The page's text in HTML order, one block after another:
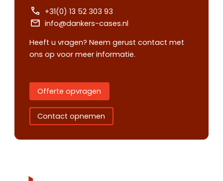
+31(0) 13 52 303 93
info@dankers-cases.nl
Heeft u vragen? Neem gerust contact met
ons op voor meer informatie.
Offerte opvragen
Contact opnemen